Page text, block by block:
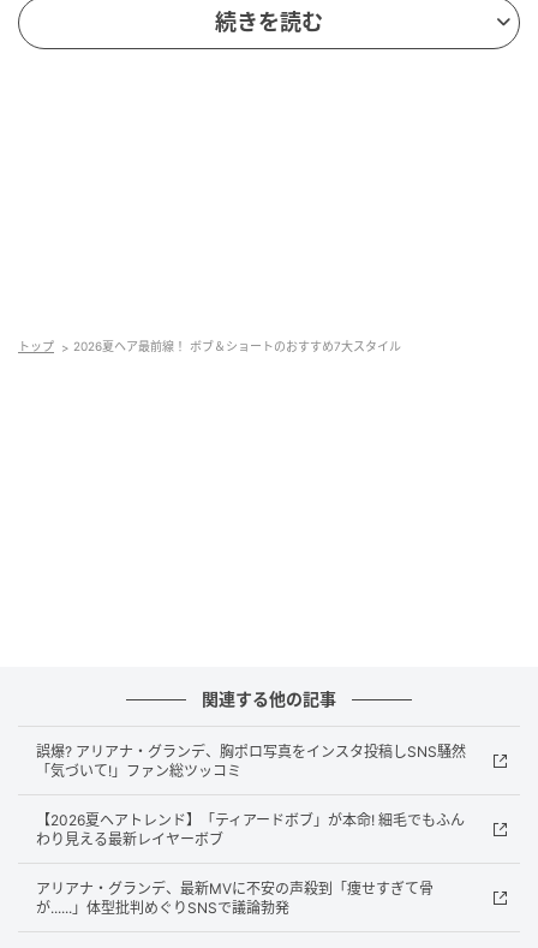
Hearst Owned
アップデートするのがポイント。
「まずはドライカットでベースを作り、カミソリなど
を使って毛先をよりフェザーライクでエアリーな質感
に仕上げます」と、ヘアケアブランド「ジョン・フリ
ーダ」のクリエイティブ・スタイリスト・アンバサダ
ー、アンドレアス・ワイルドは説明する。「日々のス
タイリングは、ブラシを使って動きをつけながら乾か
続きを読む
トップ 2026夏ヘア最前線！ ボブ＆ショートのおすすめ7大スタイル
関連する他の記事
誤爆? アリアナ・グランデ、胸ポロ写真をインスタ投稿しSNS騒然
「気づいて!」ファン総ツッコミ
【2026夏ヘアトレンド】「ティアードボブ」が本命! 細毛でもふん
わり見える最新レイヤーボブ
アリアナ・グランデ、最新MVに不安の声殺到「痩せすぎて骨
が......」体型批判めぐりSNSで議論勃発